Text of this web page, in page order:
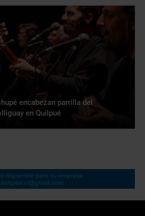
encabezan parrilla del
en Quilpué